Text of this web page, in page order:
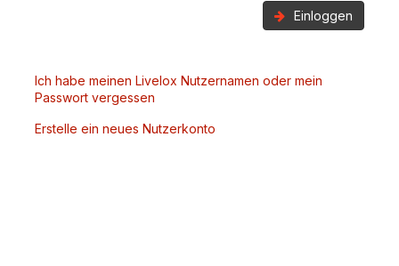
Einloggen
Ich habe meinen Livelox Nutzernamen oder mein
Passwort vergessen
Erstelle ein neues Nutzerkonto